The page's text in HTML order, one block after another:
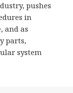
pushes
in
and as
parts,
system